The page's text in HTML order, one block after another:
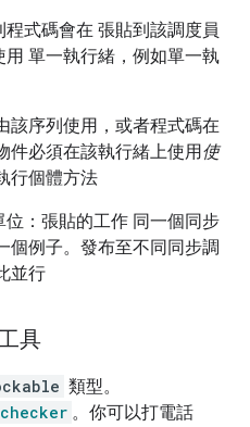
式碼會在 張貼到該調度員
單一執行緒，例如單一執
該序列使用，或者程式碼在
件必須在該執行緒上使用使
行個體方法
位：張貼的工作 同一個同步
個例子。發布至不同同步調
並行
具
類型。
。你可以打電話